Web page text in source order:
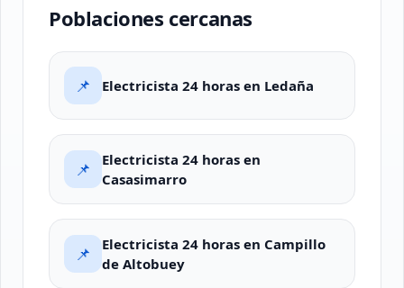
Poblaciones cercanas
📌 Electricista 24 horas en Ledaña
📌
Electricista 24 horas en
Casasimarro
📌
Electricista 24 horas en Campillo
de Altobuey